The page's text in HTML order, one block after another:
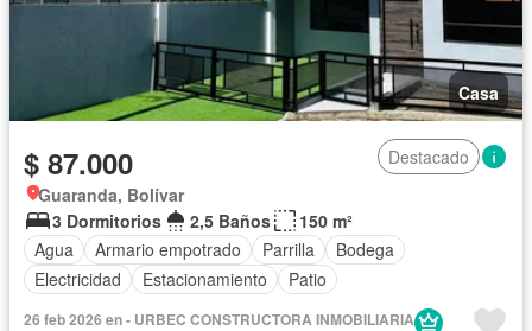
Casa
$ 87.000
Destacado
Guaranda, Bolívar
3 Dormitorios
2,5 Baños
150 m²
Agua
Armario empotrado Parrilla
Bodega
Electricidad
Estacionamiento Patio
26 feb 2026 en - URBEC CONSTRUCTORA INMOBILIARIA